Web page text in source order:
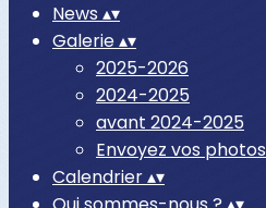
News ▴▾
Galerie▴▾
2025-2026
2024-2025
avant 2024-2025
Envoyez vos photos
Calendrier▴▾